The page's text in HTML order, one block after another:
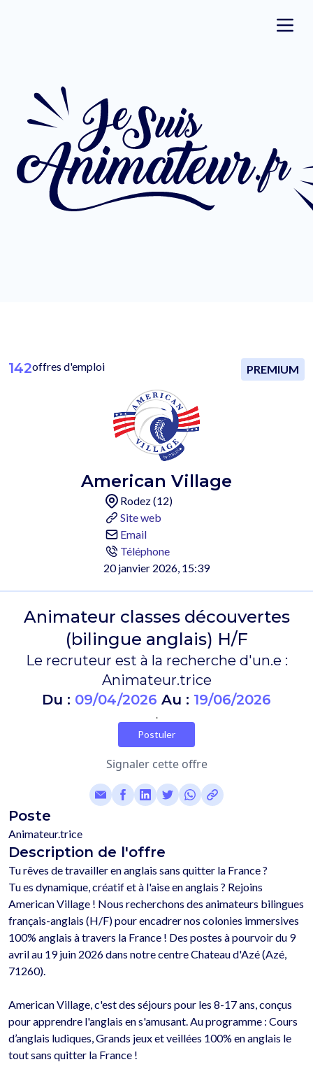
142offres d'emploi PREMIUM
American Village
Rodez (12)
Site web
Email
Téléphone
20 janvier 2026, 15:39
Animateur classes découvertes
(bilingue anglais) H/F
Le recruteur est à la recherche d'un.e :
Animateur.trice
Du : 09/04/2026 Au : 19/06/2026
.
Postuler
Signaler cette offre
Poste
Animateur.trice
Description de l'offre
Tu rêves de travailler en anglais sans quitter la France ?
Tu es dynamique, créatif et à l'aise en anglais ? Rejoins
American Village ! Nous recherchons des animateurs bilingues
français-anglais (H/F) pour encadrer nos colonies immersives
100% anglais à travers la France ! Des postes à pourvoir du 9
avril au 19 juin 2026 dans notre centre Chateau d'Azé (Azé,
71260).
American Village, c'est des séjours pour les 8-17 ans, conçus
pour apprendre l'anglais en s'amusant. Au programme : Cours
d’anglais ludiques, Grands jeux et veillées 100% en anglais le
tout sans quitter la France !